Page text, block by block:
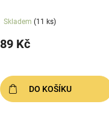
Skladem (11 ks)
89 Kč
DO KOŠÍKU